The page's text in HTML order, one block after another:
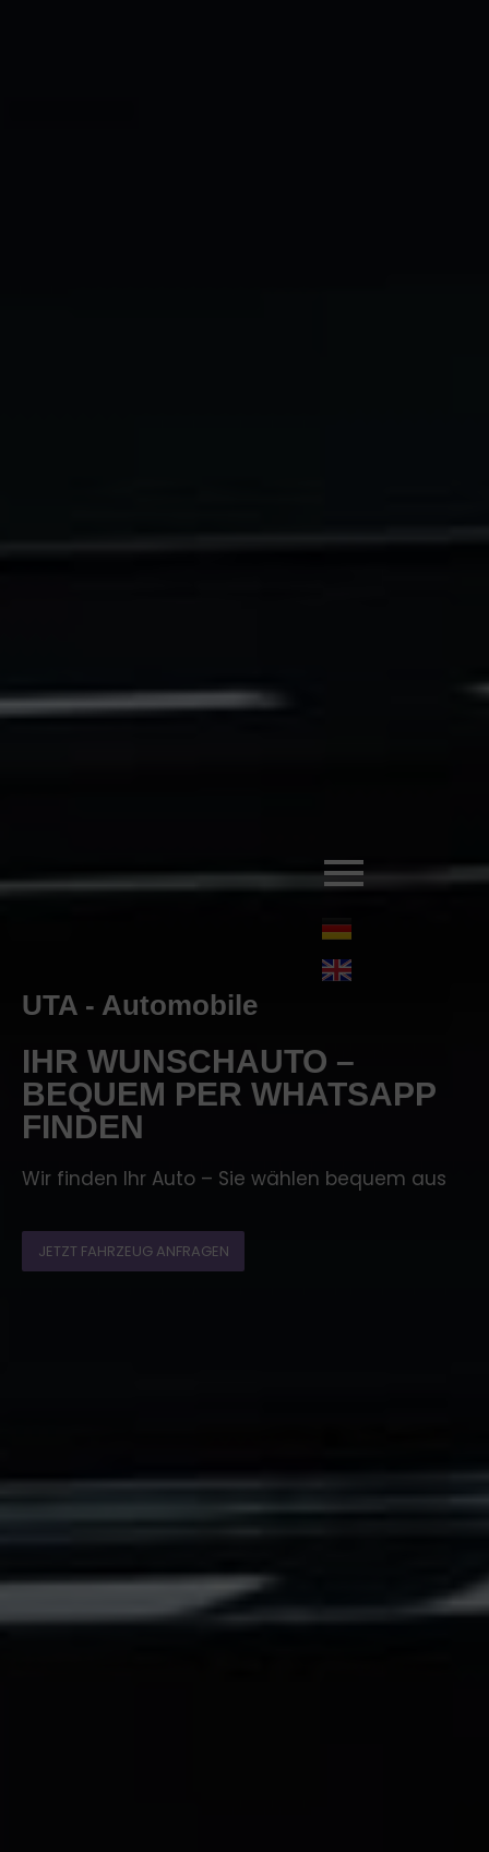
UTA - Automobile
IHR WUNSCHAUTO –
BEQUEM PER WHATSAPP
FINDEN
Wir finden Ihr Auto – Sie wählen bequem aus
JETZT FAHRZEUG ANFRAGEN